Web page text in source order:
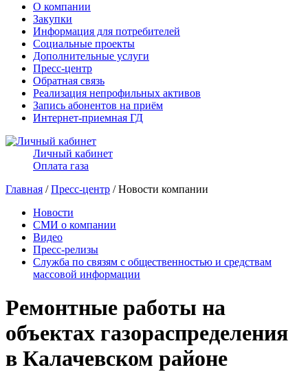
О компании
Закупки
Информация для потребителей
Социальные проекты
Дополнительные услуги
Пресс-центр
Обратная связь
Реализация непрофильных активов
Запись абонентов на приём
Интернет-приемная ГД
Личный кабинет
Оплата газа
Главная /Пресс-центр / Новости компании
Новости
СМИ о компании
Видео
Пресс-релизы
Служба по связям с общественностью и средствам
массовой информации
Ремонтные работы на
объектах газораспределения
в Калачевском районе